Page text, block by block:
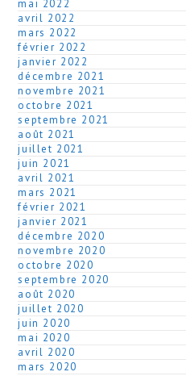
mai 2022
avril 2022
mars 2022
février 2022
janvier 2022
décembre 2021
novembre 2021
octobre 2021
septembre 2021
août 2021
juillet 2021
juin 2021
avril 2021
mars 2021
février 2021
janvier 2021
décembre 2020
novembre 2020
octobre 2020
septembre 2020
août 2020
juillet 2020
juin 2020
mai 2020
avril 2020
mars 2020